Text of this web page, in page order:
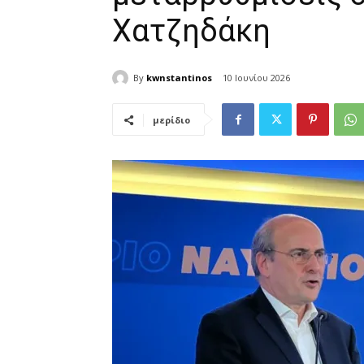
Χατζηδάκη
By kwnstantinos 10 Ιουνίου 2026
μερίδιο